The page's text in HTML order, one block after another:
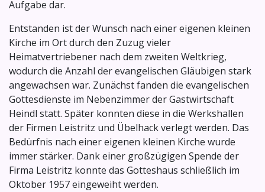
Aufgabe dar.
Entstanden ist der Wunsch nach einer eigenen kleinen
Kirche im Ort durch den Zuzug vieler
Heimatvertriebener nach dem zweiten Weltkrieg,
wodurch die Anzahl der evangelischen Gläubigen stark
angewachsen war. Zunächst fanden die evangelischen
Gottesdienste im Nebenzimmer der Gastwirtschaft
Heindl statt. Später konnten diese in die Werkshallen
der Firmen Leistritz und Übelhack verlegt werden. Das
Bedürfnis nach einer eigenen kleinen Kirche wurde
immer stärker. Dank einer großzügigen Spende der
Firma Leistritz konnte das Gotteshaus schließlich im
Oktober 1957 eingeweiht werden.